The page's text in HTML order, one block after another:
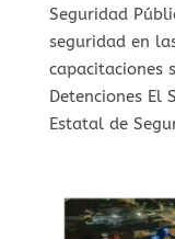
Seguridad
seguridad en
capacitaciones
Detenciones El
Estatal de